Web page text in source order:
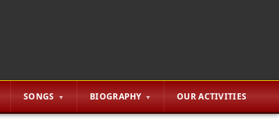
SONGS BIOGRAPHY OUR ACTIVITIES